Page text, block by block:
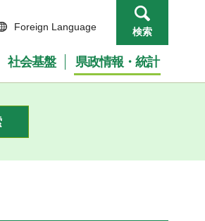
Foreign Language 検索
社会基盤 県政情報・統計